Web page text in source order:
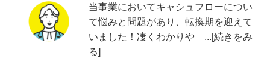
当事業においてキャシュフローについ
て悩みと問題があり、転換期を迎えて
いました！凄くわかりや ...[続きをみ
る]